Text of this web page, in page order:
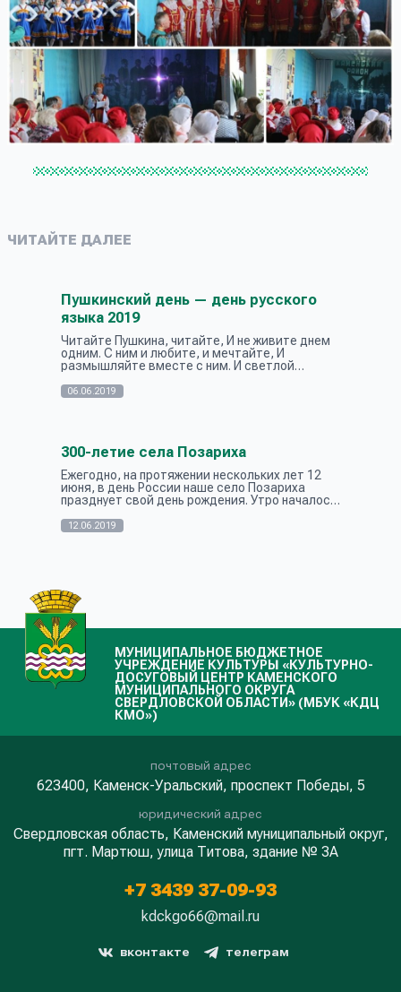
ЧИТАЙТЕ ДАЛЕЕ
Пушкинский день — день русского
языка 2019
Читайте Пушкина, читайте, И не живите днем
одним. С ним и любите, и мечтайте, И
размышляйте вместе с ним. И светлой
Как Пушкин, пламенно живите – Жить нам б...
06.06.2019
300-летие села Позариха
Ежегодно, на протяжении нескольких лет 12
июня, в день России наше село Позариха
празднует свой день рождения. Утро началось у
музыки исходящие от дома куль...
12.06.2019
МУНИЦИПАЛЬНОЕ БЮДЖЕТНОЕ
УЧРЕЖДЕНИЕ КУЛЬТУРЫ «КУЛЬТУРНО-
ДОСУГОВЫЙ ЦЕНТР КАМЕНСКОГО
МУНИЦИПАЛЬНОГО ОКРУГА
СВЕРДЛОВСКОЙ ОБЛАСТИ» (МБУК «КДЦ
КМО»)
почтовый адрес
623400, Каменск-Уральский, проспект Победы, 5
юридический адрес
Свердловская область, Каменский муниципальный округ,
пгт. Мартюш, улица Титова, здание № 3А
+7 3439 37-09-93
kdckgo66@mail.ru
вконтакте телеграм